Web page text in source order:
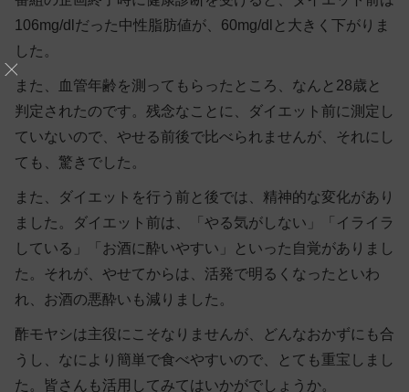
106mg/dlだった中性脂肪値が、60mg/dlと大きく下がりま
した。
また、血管年齢を測ってもらったところ、なんと28歳と
判定されたのです。残念なことに、ダイエット前に測定し
ていないので、やせる前後で比べられませんが、それにし
ても、驚きでした。
また、ダイエットを行う前と後では、精神的な変化があり
ました。ダイエット前は、「やる気がしない」「イライラ
している」「お酒に酔いやすい」といった自覚がありまし
た。それが、やせてからは、活発で明るくなったといわ
れ、お酒の悪酔いも減りました。
酢モヤシは主役にこそなりませんが、どんなおかずにも合
うし、なにより簡単で食べやすいので、とても重宝しまし
た。皆さんも活用してみてはいかがでしょうか。